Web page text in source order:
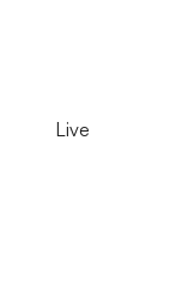
Live